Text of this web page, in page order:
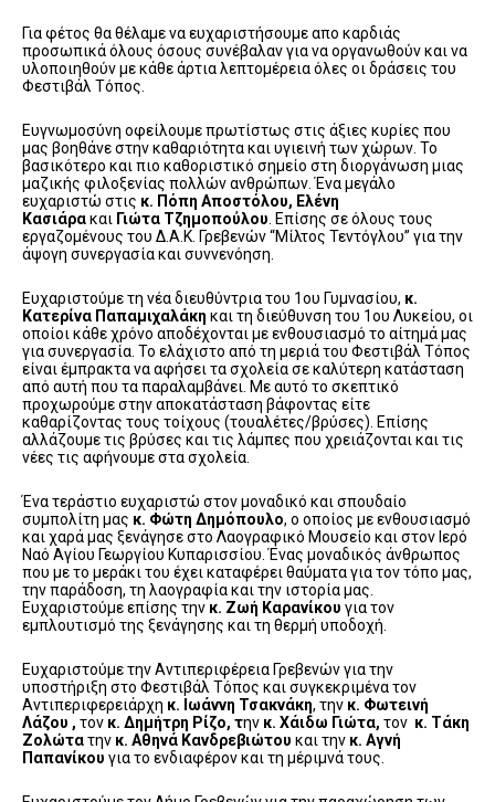
Για φέτος θα θέλαμε να ευχαριστήσουμε απο καρδιάς
προσωπικά όλους όσους συνέβαλαν για να οργανωθούν και να
υλοποιηθούν με κάθε άρτια λεπτομέρεια όλες οι δράσεις του
Φεστιβάλ Τόπος.
Ευγνωμοσύνη οφείλουμε πρωτίστως στις άξιες κυρίες που
μας βοηθάνε στην καθαριότητα και υγιεινή των χώρων. Το
βασικότερο και πιο καθοριστικό σημείο στη διοργάνωση μιας
μαζικής φιλοξενίας πολλών ανθρώπων. Ένα μεγάλο
ευχαριστώ στις κ. Πόπη Αποστόλου, Ελένη
Κασιάρακαι Γιώτα Τζημοπούλου. Επίσης σε όλους τους
εργαζομένους του Δ.Α.Κ. Γρεβενών “Μίλτος Τεντόγλου” για την
άψογη συνεργασία και συννενόηση.
Ευχαριστούμε τη νέα διευθύντρια του 1ου Γυμνασίου, κ.
Κατερίνα Παπαμιχαλάκη και τη διεύθυνση του 1ου Λυκείου, οι
οποίοι κάθε χρόνο αποδέχονται με ενθουσιασμό το αίτημά μας
για συνεργασία. Το ελάχιστο από τη μεριά του Φεστιβάλ Τόπος
είναι έμπρακτα να αφήσει τα σχολεία σε καλύτερη κατάσταση
από αυτή που τα παραλαμβάνει. Με αυτό το σκεπτικό
προχωρούμε στην αποκατάσταση βάφοντας είτε
καθαρίζοντας τους τοίχους (τουαλέτες/βρύσες). Επίσης
αλλάζουμε τις βρύσες και τις λάμπες που χρειάζονται και τις
νέες τις αφήνουμε στα σχολεία.
Ένα τεράστιο ευχαριστώ στον μοναδικό και σπουδαίο
συμπολίτη μας κ. Φώτη Δημόπουλο, ο οποίος με ενθουσιασμό
και χαρά μας ξενάγησε στο Λαογραφικό Μουσείο και στον Ιερό
Ναό Αγίου Γεωργίου Κυπαρισσίου. Ένας μοναδικός άνθρωπος
που με το μεράκι του έχει καταφέρει θαύματα για τον τόπο μας,
την παράδοση, τη λαογραφία και την ιστορία μας.
Ευχαριστούμε επίσης την κ. Ζωή Καρανίκου για τον
εμπλουτισμό της ξενάγησης και τη θερμή υποδοχή.
Ευχαριστούμε την Αντιπεριφέρεια Γρεβενών για την
υποστήριξη στο Φεστιβάλ Τόπος και συγκεκριμένα τον
Αντιπεριφερειάρχη κ. Ιωάννη Τσακνάκη, την κ. Φωτεινή
Λάζου , τον κ. Δημήτρη Ρίζο, την κ. Χάιδω Γιώτα, τον κ. Τάκη
Ζολώτατην κ. Αθηνά Κανδρεβιώτου και την κ. Αγνή
Παπανίκου για το ενδιαφέρον και τη μέριμνά τους.